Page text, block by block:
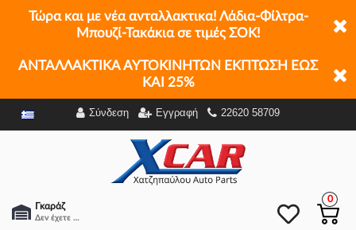
Τώρα και με νέα ανταλλακτικα! Λάδια-Φίλτρα-
Μπουζί-Τακάκια σε τιμές ΣΟΚ!
ΑΝΤΑΛΛΑΚΤΙΚΑ ΑΥΤΟΚΙΝΗΤΩΝ ΕΚΠΤΩΣΗ ΕΩΣ
ΚΑΙ 25%
Σύνδεση Εγγραφή 22620 58709
Γκαράζ
Δεν έχετε επιλέξει αμάξι.
0